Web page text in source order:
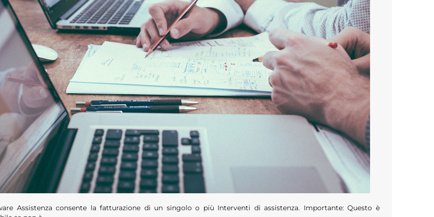
Assistenza consente la fatturazione di un singolo o più Interventi di assistenza. Importante: Questo è